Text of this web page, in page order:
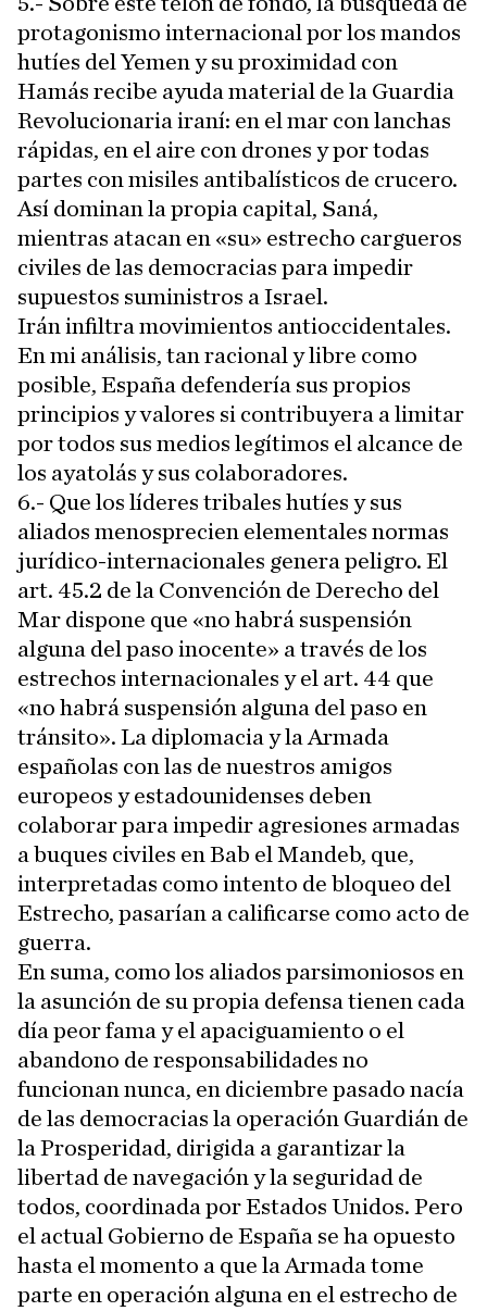
protagonismo internacional por los mandos
hutíes del Yemen y su proximidad con
Hamás recibe ayuda material de la Guardia
Revolucionaria iraní: en el mar con lanchas
rápidas, en el aire con drones y por todas
partes con misiles antibalísticos de crucero.
Así dominan la propia capital, Saná,
mientras atacan en «su» estrecho cargueros
civiles de las democracias para impedir
supuestos suministros a Israel.
Irán infiltra movimientos antioccidentales.
En mi análisis, tan racional y libre como
posible, España defendería sus propios
principios y valores si contribuyera a limitar
por todos sus medios legítimos el alcance de
los ayatolás y sus colaboradores.
6.- Que los líderes tribales hutíes y sus
aliados menosprecien elementales normas
jurídico-internacionales genera peligro. El
art. 45.2 de la Convención de Derecho del
Mar dispone que «no habrá suspensión
alguna del paso inocente» a través de los
estrechos internacionales y el art. 44 que
«no habrá suspensión alguna del paso en
tránsito». La diplomacia y la Armada
españolas con las de nuestros amigos
europeos y estadounidenses deben
colaborar para impedir agresiones armadas
a buques civiles en Bab el Mandeb, que,
interpretadas como intento de bloqueo del
Estrecho, pasarían a calificarse como acto de
guerra.
En suma, como los aliados parsimoniosos en
la asunción de su propia defensa tienen cada
día peor fama y el apaciguamiento o el
abandono de responsabilidades no
funcionan nunca, en diciembre pasado nacía
de las democracias la operación Guardián de
la Prosperidad, dirigida a garantizar la
libertad de navegación y la seguridad de
todos, coordinada por Estados Unidos. Pero
el actual Gobierno de España se ha opuesto
hasta el momento a que la Armada tome
parte en operación alguna en el estrecho de